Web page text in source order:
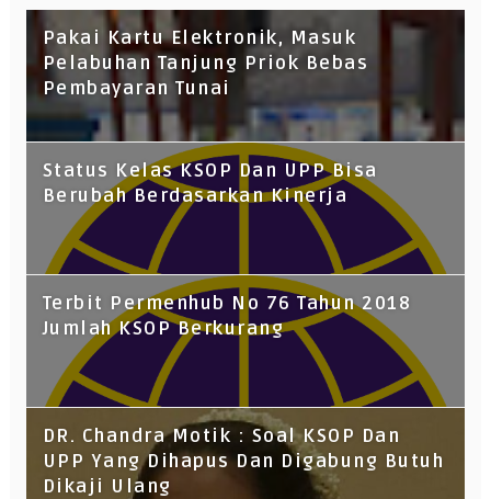
Pakai Kartu Elektronik, Masuk
Pelabuhan Tanjung Priok Bebas
Pembayaran Tunai
Status Kelas KSOP Dan UPP Bisa
Berubah Berdasarkan Kinerja
Terbit Permenhub No 76 Tahun 2018
Jumlah KSOP Berkurang
DR. Chandra Motik : Soal KSOP Dan
UPP Yang Dihapus Dan Digabung Butuh
Dikaji Ulang